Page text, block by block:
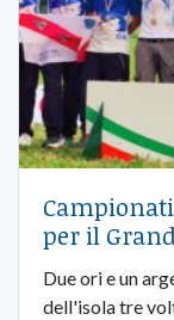
per il
Due ori e un
dell'isola tre